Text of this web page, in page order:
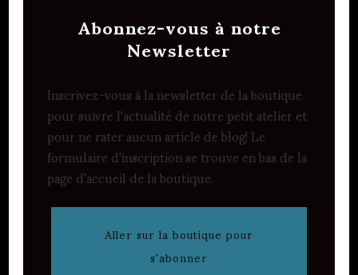
Abonnez-vous à notre
Newsletter
Inscrivez-vous à la newsletter de la boutique
pour suivre l'actualité de notre petit atelier et
pour ne rater aucun article de blog! Le
formulaire d'inscription se trouve en bas de la
page d'accueil de la boutique.
Aller sur la boutique pour
s'abonner